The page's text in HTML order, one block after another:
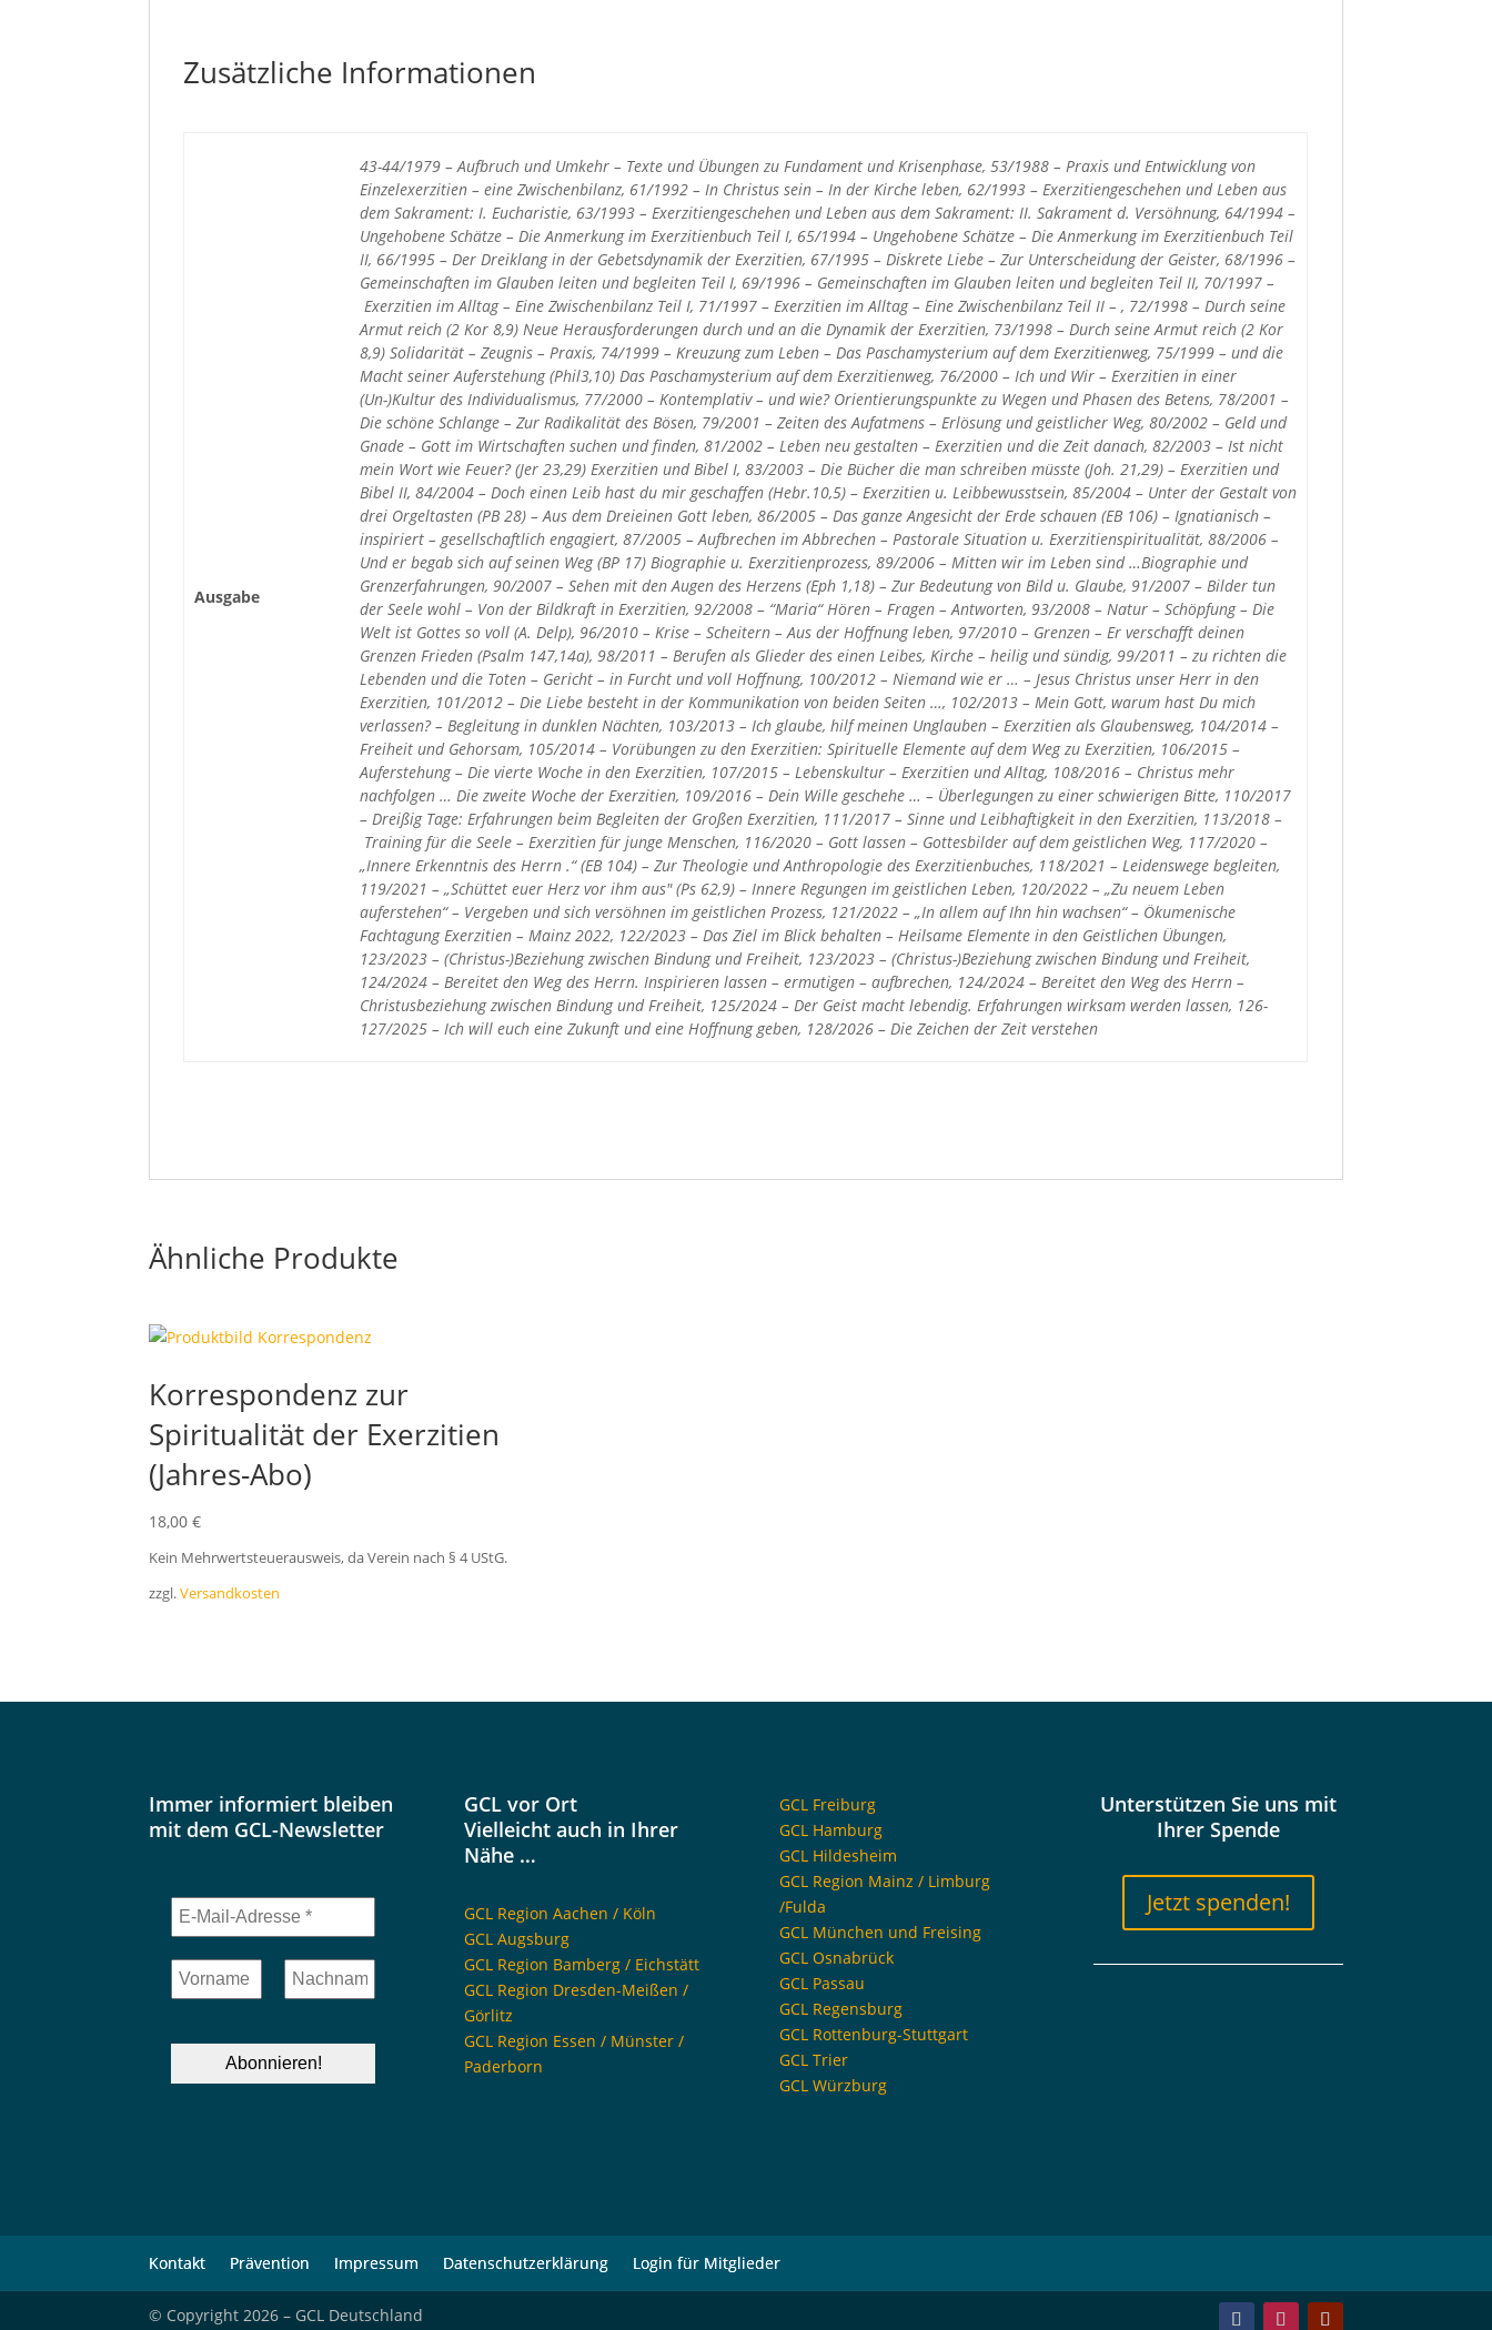
Zusätzliche Informationen
Ausgabe
43-44/1979 – Aufbruch und Umkehr – Texte und Übungen zu Fundament und Krisenphase, 53/1988 – Praxis und Entwicklung von
Einzelexerzitien – eine Zwischenbilanz, 61/1992 – In Christus sein – In der Kirche leben, 62/1993 – Exerzitiengeschehen und Leben aus
dem Sakrament: I. Eucharistie, 63/1993 – Exerzitiengeschehen und Leben aus dem Sakrament: II. Sakrament d. Versöhnung, 64/1994 –
Ungehobene Schätze – Die Anmerkung im Exerzitienbuch Teil I, 65/1994 – Ungehobene Schätze – Die Anmerkung im Exerzitienbuch Teil
II, 66/1995 – Der Dreiklang in der Gebetsdynamik der Exerzitien, 67/1995 – Diskrete Liebe – Zur Unterscheidung der Geister, 68/1996 –
Gemeinschaften im Glauben leiten und begleiten Teil I, 69/1996 – Gemeinschaften im Glauben leiten und begleiten Teil II, 70/1997 –
Exerzitien im Alltag – Eine Zwischenbilanz Teil I, 71/1997 – Exerzitien im Alltag – Eine Zwischenbilanz Teil II – , 72/1998 – Durch seine
Armut reich (2 Kor 8,9) Neue Herausforderungen durch und an die Dynamik der Exerzitien, 73/1998 – Durch seine Armut reich (2 Kor
8,9) Solidarität – Zeugnis – Praxis, 74/1999 – Kreuzung zum Leben – Das Paschamysterium auf dem Exerzitienweg, 75/1999 – und die
Macht seiner Auferstehung (Phil3,10) Das Paschamysterium auf dem Exerzitienweg, 76/2000 – Ich und Wir – Exerzitien in einer
(Un-)Kultur des Individualismus, 77/2000 – Kontemplativ – und wie? Orientierungspunkte zu Wegen und Phasen des Betens, 78/2001 –
Die schöne Schlange – Zur Radikalität des Bösen, 79/2001 – Zeiten des Aufatmens – Erlösung und geistlicher Weg, 80/2002 – Geld und
Gnade – Gott im Wirtschaften suchen und finden, 81/2002 – Leben neu gestalten – Exerzitien und die Zeit danach, 82/2003 – Ist nicht
mein Wort wie Feuer? (Jer 23,29) Exerzitien und Bibel I, 83/2003 – Die Bücher die man schreiben müsste (Joh. 21,29) – Exerzitien und
Bibel II, 84/2004 – Doch einen Leib hast du mir geschaffen (Hebr.10,5) – Exerzitien u. Leibbewusstsein, 85/2004 – Unter der Gestalt von
drei Orgeltasten (PB 28) – Aus dem Dreieinen Gott leben, 86/2005 – Das ganze Angesicht der Erde schauen (EB 106) – Ignatianisch –
inspiriert – gesellschaftlich engagiert, 87/2005 – Aufbrechen im Abbrechen – Pastorale Situation u. Exerzitienspiritualität, 88/2006 –
Und er begab sich auf seinen Weg (BP 17) Biographie u. Exerzitienprozess, 89/2006 – Mitten wir im Leben sind …Biographie und
Grenzerfahrungen, 90/2007 – Sehen mit den Augen des Herzens (Eph 1,18) – Zur Bedeutung von Bild u. Glaube, 91/2007 – Bilder tun
der Seele wohl – Von der Bildkraft in Exerzitien, 92/2008 – “Maria“ Hören – Fragen – Antworten, 93/2008 – Natur – Schöpfung – Die
Welt ist Gottes so voll (A. Delp), 96/2010 – Krise – Scheitern – Aus der Hoffnung leben, 97/2010 – Grenzen – Er verschafft deinen
Grenzen Frieden (Psalm 147,14a), 98/2011 – Berufen als Glieder des einen Leibes, Kirche – heilig und sündig, 99/2011 – zu richten die
Lebenden und die Toten – Gericht – in Furcht und voll Hoffnung, 100/2012 – Niemand wie er … – Jesus Christus unser Herr in den
Exerzitien, 101/2012 – Die Liebe besteht in der Kommunikation von beiden Seiten …, 102/2013 – Mein Gott, warum hast Du mich
verlassen? – Begleitung in dunklen Nächten, 103/2013 – Ich glaube, hilf meinen Unglauben – Exerzitien als Glaubensweg, 104/2014 –
Freiheit und Gehorsam, 105/2014 – Vorübungen zu den Exerzitien: Spirituelle Elemente auf dem Weg zu Exerzitien, 106/2015 –
Auferstehung – Die vierte Woche in den Exerzitien, 107/2015 – Lebenskultur – Exerzitien und Alltag, 108/2016 – Christus mehr
nachfolgen … Die zweite Woche der Exerzitien, 109/2016 – Dein Wille geschehe … – Überlegungen zu einer schwierigen Bitte, 110/2017
– Dreißig Tage: Erfahrungen beim Begleiten der Großen Exerzitien, 111/2017 – Sinne und Leibhaftigkeit in den Exerzitien, 113/2018 –
Training für die Seele – Exerzitien für junge Menschen, 116/2020 – Gott lassen – Gottesbilder auf dem geistlichen Weg, 117/2020 –
„Innere Erkenntnis des Herrn .“ (EB 104) – Zur Theologie und Anthropologie des Exerzitienbuches, 118/2021 – Leidenswege begleiten,
119/2021 – „Schüttet euer Herz vor ihm aus" (Ps 62,9) – Innere Regungen im geistlichen Leben, 120/2022 – „Zu neuem Leben
auferstehen“ – Vergeben und sich versöhnen im geistlichen Prozess, 121/2022 – „In allem auf Ihn hin wachsen“ – Ökumenische
Fachtagung Exerzitien – Mainz 2022, 122/2023 – Das Ziel im Blick behalten – Heilsame Elemente in den Geistlichen Übungen,
123/2023 – (Christus-)Beziehung zwischen Bindung und Freiheit, 123/2023 – (Christus-)Beziehung zwischen Bindung und Freiheit,
124/2024 – Bereitet den Weg des Herrn. Inspirieren lassen – ermutigen – aufbrechen, 124/2024 – Bereitet den Weg des Herrn –
Christusbeziehung zwischen Bindung und Freiheit, 125/2024 – Der Geist macht lebendig. Erfahrungen wirksam werden lassen, 126-
127/2025 – Ich will euch eine Zukunft und eine Hoffnung geben, 128/2026 – Die Zeichen der Zeit verstehen
Ähnliche Produkte
Korrespondenz zur
Spiritualität der Exerzitien
(Jahres-Abo)
18,00€
Kein Mehrwertsteuerausweis, da Verein nach § 4 UStG.
zzgl.Versandkosten
Immer informiert bleiben
mit dem GCL-Newsletter
GCL vor Ort
Vielleicht auch in Ihrer
Nähe …
GCL Region Aachen / Köln
GCL Augsburg
GCL Region Bamberg / Eichstätt
GCL Region Dresden-Meißen /
Görlitz
GCL Region Essen / Münster /
Paderborn
GCL Freiburg
GCL Hamburg
GCL Hildesheim
GCL Region Mainz / Limburg
/Fulda
GCL München und Freising
GCL Osnabrück
GCL Passau
GCL Regensburg
GCL Rottenburg-Stuttgart
GCL Trier
GCL Würzburg
Unterstützen Sie uns mit
Ihrer Spende
Jetzt spenden!
Kontakt Prävention Impressum Datenschutzerklärung Login für Mitglieder
© Copyright 2026 – GCL Deutschland